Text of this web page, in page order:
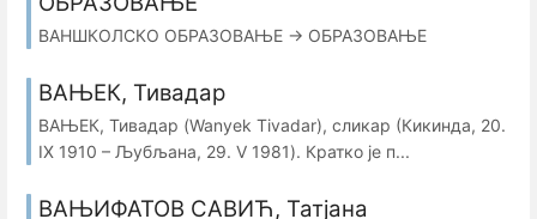
ВАНШКОЛСКО ОБРАЗОВАЊЕ → ОБРАЗОВАЊЕ
ВАЊЕК, Тивадар
ВАЊЕК, Тивадар (Wanyek Tivadar), сликар (Кикинда, 20.
IX 1910 – Љубљана, 29. V 1981). Кратко је п...
ВАЊИФАТОВ САВИЋ, Татјана